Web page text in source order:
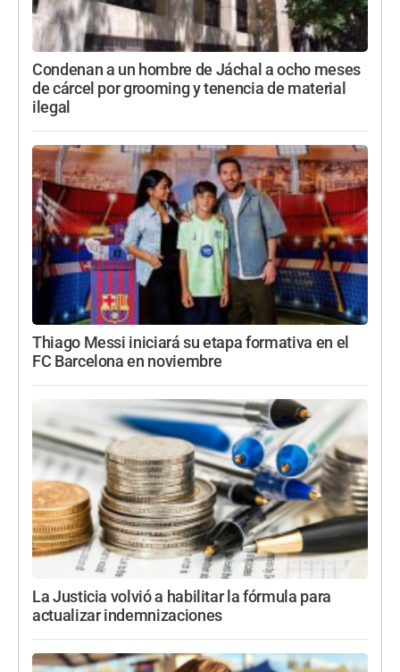
Condenan a un hombre de Jáchal a ocho meses
de cárcel por grooming y tenencia de material
ilegal
Thiago Messi iniciará su etapa formativa en el
FC Barcelona en noviembre
La Justicia volvió a habilitar la fórmula para
actualizar indemnizaciones